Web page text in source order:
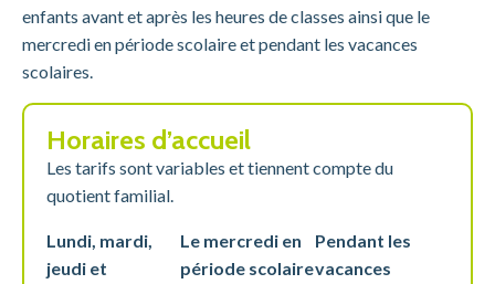
enfants avant et après les heures de classes ainsi que le
mercredi en période scolaire et pendant les vacances
scolaires.
Horaires d’accueil
Les tarifs sont variables et tiennent compte du
quotient familial.
Lundi, mardi,
jeudi et
Le mercredi en
période scolaire
Pendant les
vacances